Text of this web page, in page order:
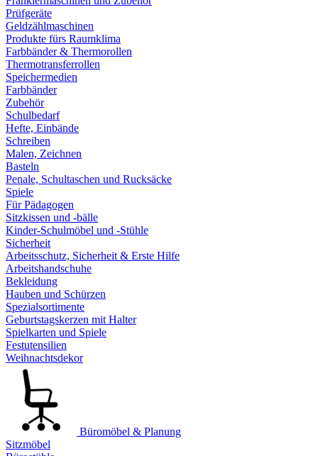
Prüfgeräte
Geldzählmaschinen
Produkte fürs Raumklima
Farbbänder & Thermorollen
Thermotransferrollen
Speichermedien
Farbbänder
Zubehör
Schulbedarf
Hefte, Einbände
Schreiben
Malen, Zeichnen
Basteln
Penale, Schultaschen und Rucksäcke
Spiele
Für Pädagogen
Sitzkissen und -bälle
Kinder-Schulmöbel und -Stühle
Sicherheit
Arbeitsschutz, Sicherheit & Erste Hilfe
Arbeitshandschuhe
Bekleidung
Hauben und Schürzen
Spezialsortimente
Geburtstagskerzen mit Halter
Spielkarten und Spiele
Festutensilien
Weihnachtsdekor
Büromöbel & Planung
Sitzmöbel